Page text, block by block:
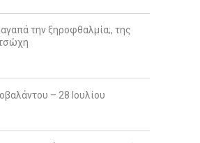
αγαπά την ξηροφθαλμία;, της
– 28 Ιουλίου